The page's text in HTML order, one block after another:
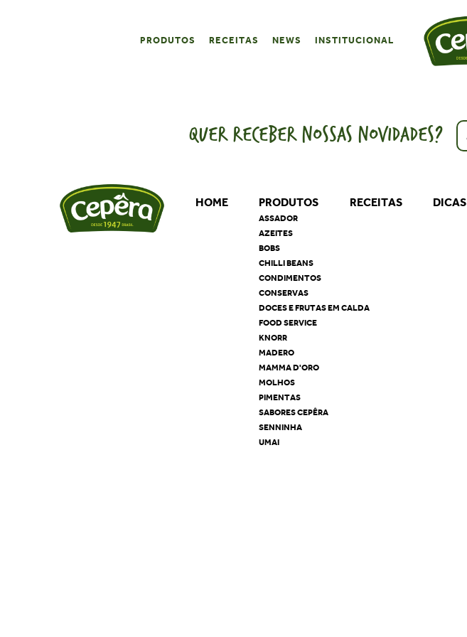
PRODUTOS RECEITAS NEWS INSTITUCIONAL
QUER RECEBER NOSSAS NOVIDADES?
HOME PRODUTOS
ASSADOR
AZEITES
BOBS
CHILLI BEANS
CONDIMENTOS
CONSERVAS
DOCES E FRUTAS EM CALDA
FOOD SERVICE
KNORR
MADERO
MAMMA D'ORO
MOLHOS
PIMENTAS
SABORES CEPÊRA
SENNINHA
UMAI
RECEITAS DICAS